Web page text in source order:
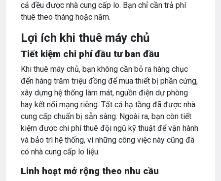
cả đều được nhà cung cấp lo. Bạn chỉ cần trả phí
thuê theo tháng hoặc năm.
Lợi ích khi thuê máy chủ
Tiết kiệm chi phí đầu tư ban đầu
Khi thuê máy chủ, bạn không cần bỏ ra hàng chục
đến hàng trăm triệu đồng để mua thiết bị phần cứng,
xây dựng hệ thống làm mát, nguồn điện dự phòng
hay kết nối mạng riêng. Tất cả hạ tầng đã được nhà
cung cấp chuẩn bị sẵn sàng. Ngoài ra, bạn còn tiết
kiệm được chi phí thuê đội ngũ kỹ thuật để vận hành
và bảo trì hệ thống, vì những công việc này cũng đã
có nhà cung cấp lo liệu.
Linh hoạt mở rộng theo nhu cầu